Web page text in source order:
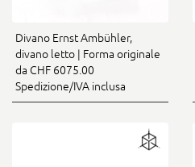
Divano Ernst Ambühler,
divano letto | Forma originale
da CHF 6075.00
Spedizione/IVA inclusa